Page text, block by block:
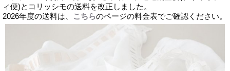
ィ便)とコリッシモの送料を改正しました。
2026年度の送料は、
こちらのページの料金表でご確認ください。